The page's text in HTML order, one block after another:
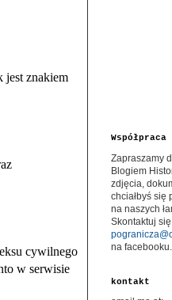
jest znakiem
cywilnego
w serwisie
Współpraca
Zapraszamy
Blogiem
zdjęcia,
chciałbyś się
na naszych
Skontaktuj
na
kontakt